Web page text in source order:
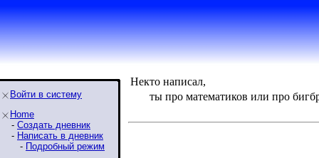
Войти в систему
Home
- Создать дневник
- Написать в дневник
- Подробный режим
Некто написал,
ты про математиков или про